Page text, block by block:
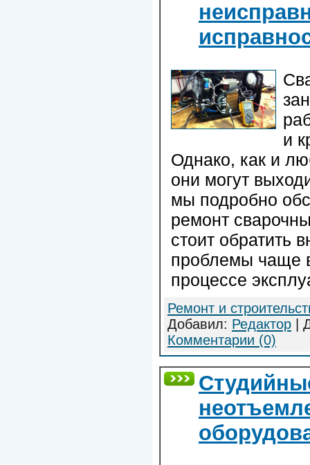
и
Однако, как и
они могут
мы подробно
ремонт
стоит обратить
проблемы чаще
процессе
Ремонт и
Добавил: Редактор |
Комментарии (0)